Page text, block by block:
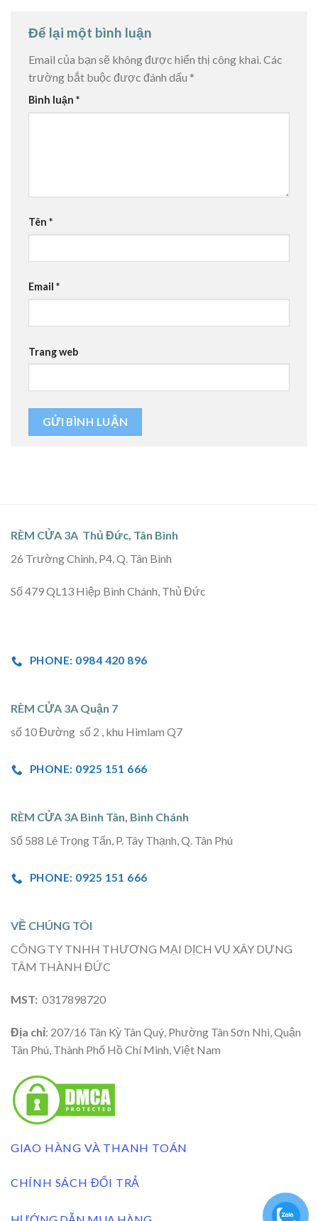
Để lại một bình luận
Email của bạn sẽ không được hiển thị công khai.Các
trường bắt buộc được đánh dấu *
Bình luận *
Tên *
Email *
Trang web
RÈM CỬA 3A Thủ Đức, Tân Bình
26 Trường Chinh, P4, Q. Tân Bình
Số 479 QL13 Hiệp Bình Chánh, Thủ Đức
PHONE: 0984 420 896
RÈM CỬA 3A Quận 7
số 10 Đường số 2 , khu Himlam Q7
PHONE: 0925 151 666
RÈM CỬA 3A Bình Tân, Bình Chánh
Số 588 Lê Trọng Tấn, P. Tây Thạnh, Q. Tân Phú
PHONE: 0925 151 666
VỀ CHÚNG TÔI
CÔNG TY TNHH THƯƠNG MẠI DỊCH VỤ XÂY DỰNG
TÂM THÀNH ĐỨC
MST: 0317898720
Địa chỉ: 207/16 Tân Kỳ Tân Quý, Phường Tân Sơn Nhì, Quận
Tân Phú, Thành Phố Hồ Chí Minh, Việt Nam
GIAO HÀNG VÀ THANH TOÁN
CHÍNH SÁCH ĐỔI TRẢ